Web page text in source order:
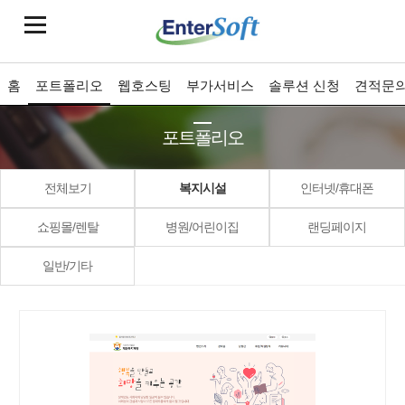
홈 포트폴리오 웹호스팅 부가서비스 솔루션 신청 견적문
포트폴리오
전체보기 복지시설 인터넷/휴대폰
쇼핑몰/렌탈 병원/어린이집 랜딩페이지
일반/기타